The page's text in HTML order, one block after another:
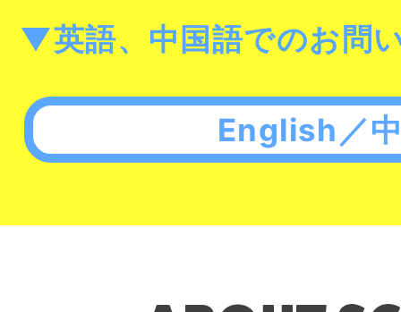
▼英語、中国語でのお問
English／